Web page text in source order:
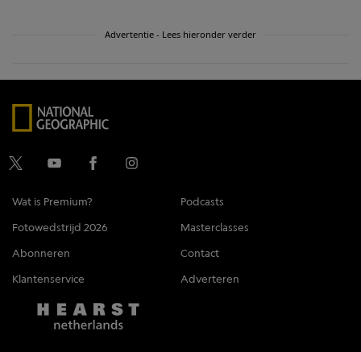
Advertentie - Lees hieronder verder
Wat is Premium?
Podcasts
Fotowedstrijd 2026
Masterclasses
Abonneren
Contact
Klantenservice
Adverteren